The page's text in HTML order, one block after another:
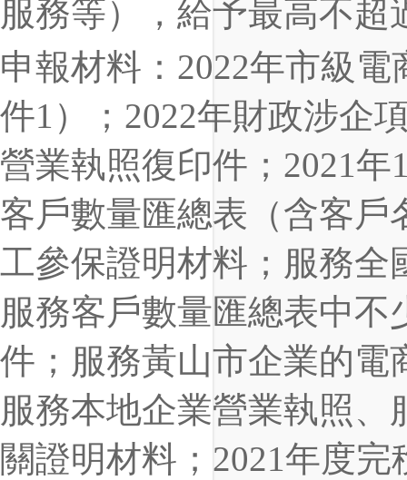
服務等），給予最高不超
申報材料：2022年市級
件1）；2022年財政涉企
營業執照復印件；2021
客戶數量匯總表（含客戶
工參保證明材料；服務全
服務客戶數量匯總表中
件；服務黃山市企業的電
服務本地企業營業執照
關證明材料；2021年度